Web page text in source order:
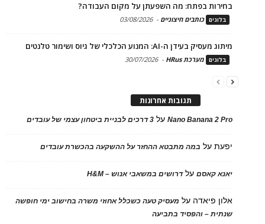
בחירות בפתח: מה השפעתן על מקום העבודה?
בלוגים כותבים חיצוניים -
03/08/2026
מיתוג מעסיק בעידן ה-AI: המנוע הכלכלי של גיוס ושימור טלנטים
בלוגים מערכת HRus -
30/07/2026
תגובות אחרונות
Nano Banana 2 Proעל 3 דרכים לבניית ביטחון עצמי של עובדים
יפעתעל במה מתבטא ההחזר על ההשקעה בהכשרת עובדים
יאנא קאסםעלדרושים במשאבי אנוש – H&M
אלון פיאדה על מעסיק טעה כשכלל אחוזי משרה בחישוב ימי חופשה
שנתית – והפסיד בתביעה